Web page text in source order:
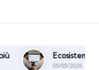
Ecosistema
05/05/2026